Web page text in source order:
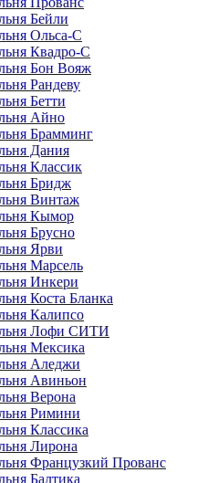
Бейли
Ольса-С
Квадро-С
Бон Вояж
Рандеву
Бетти
Айно
Брамминг
Дания
Классик
Бридж
Винтаж
Кымор
Брусно
Ярви
Марсель
Инкери
Коста Бланка
Калипсо
Лофи СИТИ
Мексика
Аледжи
Авиньон
Верона
Римини
Классика
Лирона
Французкий Прованс
Балтика